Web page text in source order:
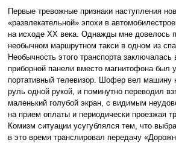
Первые тревожные признаки наступления
«развлекательной» эпохи в
на исходе XX века. Однажды мне довелось
необычном маршрутном такси в одном из
Необычность этого транспорта заключалась
приборной панели вместо магнитофона был
портативный телевизор. Шофер вел машину
руль одной рукой, и поминутно переводил
маленький голубой экран, с видимым
на прием оплаты и периодически проезжая
Комизм ситуации усугублялся тем, что
в это время транслировал передачу